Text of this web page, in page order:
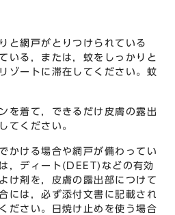
と網戸がとりつけられている
いる，または，蚊をしっかりと
ゾートに滞在してください。蚊
を着て，できるだけ皮膚の露出
てください。
かける場合や網戸が備わってい
，ディート(DEET)などの有効
け剤を，皮膚の露出部につけて
には，必ず添付文書に記載され
ださい。日焼け止めを使う場合